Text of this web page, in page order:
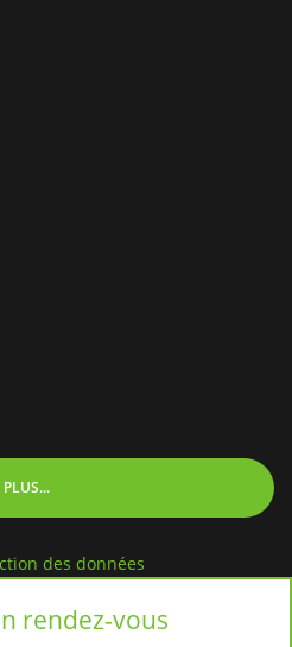
rendez-vous
PLUS...
des données